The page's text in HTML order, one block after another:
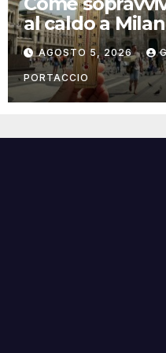
al caldo a
consigli pratici
AGOSTO 5, 2026
PORTACCIO